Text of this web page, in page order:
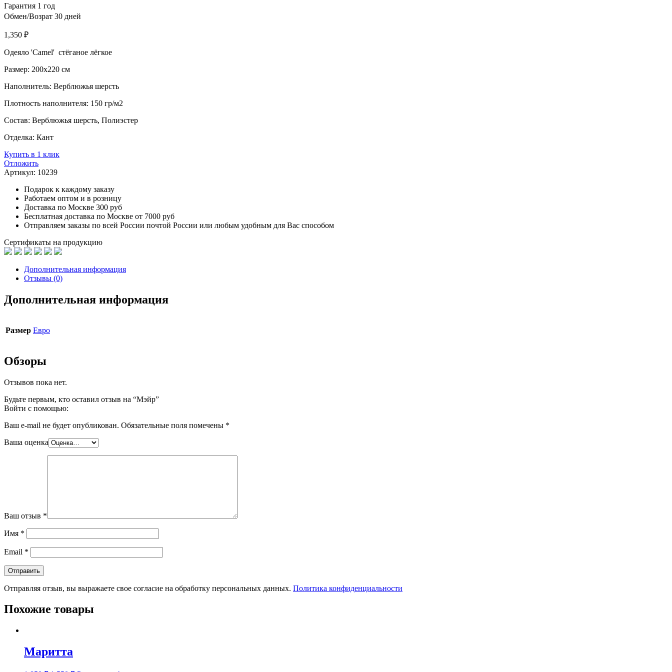
Гарантия 1 год
Обмен/Возрат 30 дней
1,350 ₽
Одеяло 'Camel' стёганое лёгкое
Размер: 200х220 см
Наполнитель: Верблюжья шерсть
Плотность наполнителя: 150 гр/м2
Состав: Верблюжья шерсть, Полиэстер
Отделка: Кант
Купить в 1 клик
Отложить
Артикул: 10239
Подарок к каждому заказу
Работаем оптом и в розницу
Доставка по Москве 300 руб
Бесплатная доставка по Москве от 7000 руб
Отправляем заказы по всей России почтой России или любым удобным для Вас способом
Сертификаты на продукцию
Дополнительная информация
Отзывы (0)
Дополнительная информация
Размер Евро
Обзоры
Отзывов пока нет.
Будьте первым, кто оставил отзыв на “Мэйр”
Войти с помощью:
Ваш e-mail не будет опубликован. Обязательные поля помечены *
Ваша оценка
Ваш отзыв *
Имя *
Email *
Отправляя отзыв, вы выражаете свое согласие на обработку персональных данных. Политика конфиденциальности
Похожие товары
Маритта